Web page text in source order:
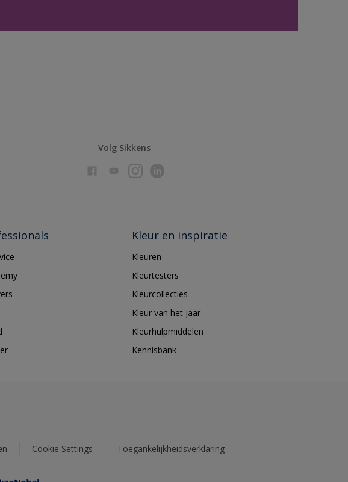
Volg Sikkens
Kleur en inspiratie
Kleuren
Kleurtesters
Kleurcollecties
Kleur van het jaar
Kleurhulpmiddelen
Kennisbank
Cookie Settings Toegankelijkheidsverklaring